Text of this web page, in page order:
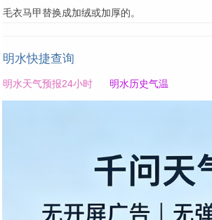
毛衣马甲替换成加绒或加厚的。
明水快捷查询
明水天气预报24小时 明水历史气温